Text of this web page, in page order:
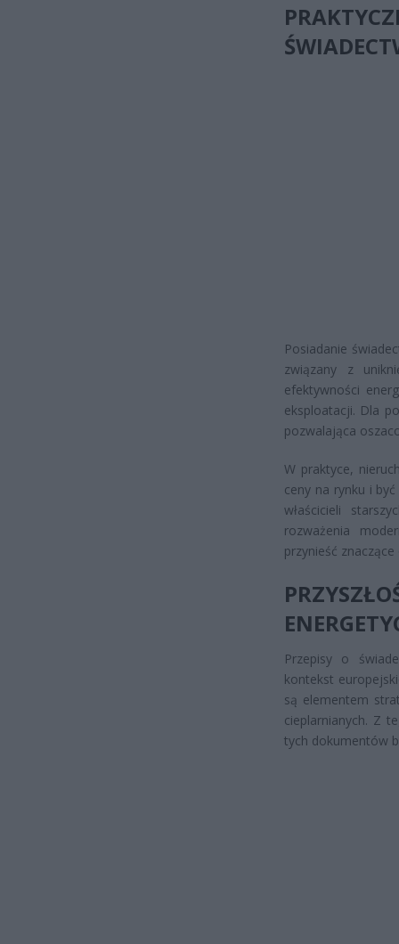
Posiadanie
związany z
efektywności
eksploatacji. Dla
pozwalająca
W praktyce,
ceny na rynku i
właścicieli
rozważenia
przynieść
Przepisy o
kontekst
są elementem
cieplarnianych. Z
tych dokumentów